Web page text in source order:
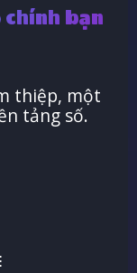
bạn
thiệp, một
tảng số.